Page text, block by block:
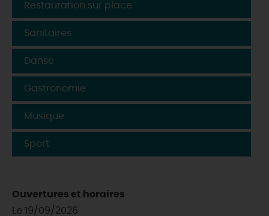
Restauration sur place
Sanitaires
Danse
Gastronomie
Musique
Sport
Ouvertures et horaires
Le 19/09/2026